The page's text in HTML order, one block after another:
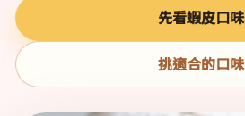
先看蝦皮口味
挑適合的口味